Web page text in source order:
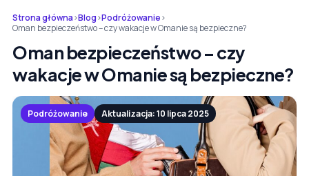
Strona główna›Blog›Podróżowanie›
Oman bezpieczeństwo – czy wakacje w Omanie są bezpieczne?
Oman bezpieczeństwo – czy
wakacje w Omanie są bezpieczne?
Podróżowanie Aktualizacja: 10 lipca 2025